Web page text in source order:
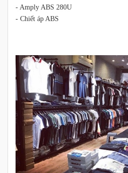
- Amply ABS 280U
- Chiết áp ABS